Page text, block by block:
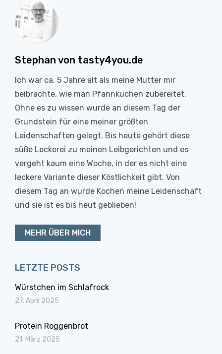
Stephan von tasty4you.de
Ich war ca. 5 Jahre alt als meine Mutter mir
beibrachte, wie man Pfannkuchen zubereitet.
Ohne es zu wissen wurde an diesem Tag der
Grundstein für eine meiner größten
Leidenschaften gelegt. Bis heute gehört diese
süße Leckerei zu meinen Leibgerichten und es
vergeht kaum eine Woche, in der es nicht eine
leckere Variante dieser Köstlichkeit gibt. Von
diesem Tag an wurde Kochen meine Leidenschaft
und sie ist es bis heut geblieben!
MEHR ÜBER MICH
LETZTE POSTS
Würstchen im Schlafrock
27. April 2025
Protein Roggenbrot
21. März 2025